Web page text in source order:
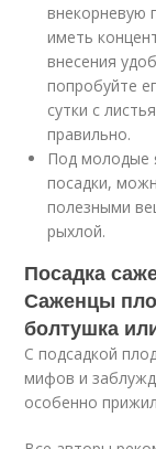
внекорневую
иметь
внесения
попробуйте
сутки с
правильно.
Под молодые
посадки,
полезными
рыхлой.
Посадка
Саженцы
болтушка
С подсадкой
мифов и
особенно